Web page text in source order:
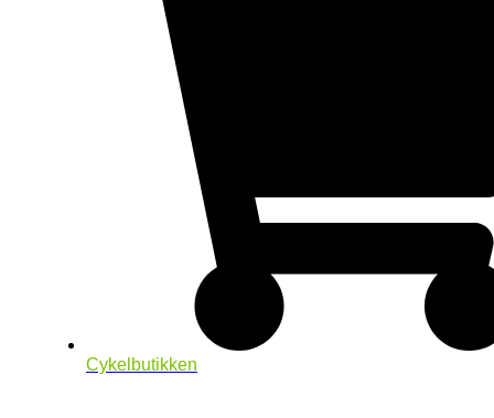
Cykelbutikken